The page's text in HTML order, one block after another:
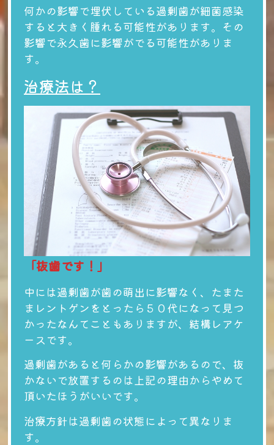
何かの影響で埋伏している過剰歯が細菌感染
すると大きく腫れる可能性があります。その
影響で永久歯に影響がでる可能性がありま
す。
治療法は？
「抜歯です！」
中には過剰歯が歯の萌出に影響なく、たまた
まレントゲンをとったら５０代になって見つ
かったなんてこともありますが、結構レアケ
ースです。
過剰歯があると何らかの影響があるので、抜
かないで放置するのは上記の理由からやめて
頂いたほうがいいです。
治療方針は過剰歯の状態によって異なりま
す。